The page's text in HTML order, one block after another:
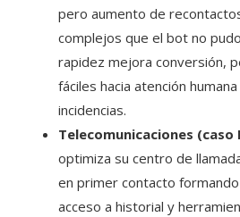
pero aumento de
complejos que el bot no
rapidez mejora conversión,
fáciles hacia atención
incidencias.
Telecomunicaciones (caso
optimiza su centro de
en primer contacto
acceso a historial y